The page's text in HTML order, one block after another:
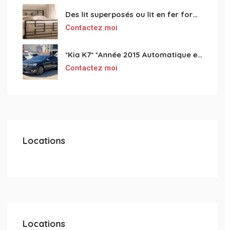
Des lit superposés ou lit en fer forgé grande classes disponible
Contactez moi
*Kia K7* *Année 2015 Automatique essence ⛽️ 4 cylindres 2.0
Contactez moi
Locations
Locations